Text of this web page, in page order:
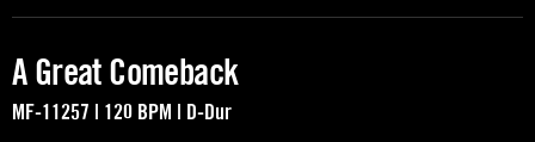
A Great Comeback
MF-11257 | 120 BPM | D-Dur